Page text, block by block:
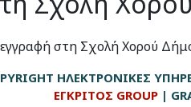
στη Σχολή Χορού
ΗΛΕΚΤΡΟΝΙΚΈΣ
ΕΓΚΡΙΤΟΣ GROUP|